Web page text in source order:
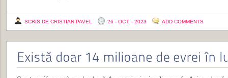
SCRIS DE CRISTIAN PAVEL 26 - OCT. - 2023 ADD COMMENTS